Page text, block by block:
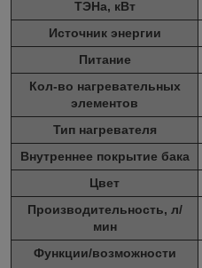
ТЭНа, кВт
Источник энергии
Питание
Кол-во нагревательных
элементов
Тип нагревателя
Внутреннее покрытие бака
Цвет
Производительность, л/
мин
Функции/возможности